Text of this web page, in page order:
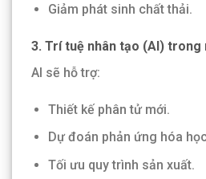
Giảm phát sinh chất thải.
3. Trí tuệ nhân tạo (AI)
AI sẽ hỗ trợ:
Thiết kế phân tử mới.
Dự đoán phản ứng hóa
Tối ưu quy trình sản xuất.